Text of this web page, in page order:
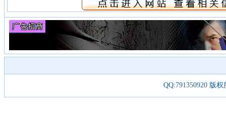
QQ:791350920 版权